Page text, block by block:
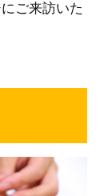
ご来訪いた